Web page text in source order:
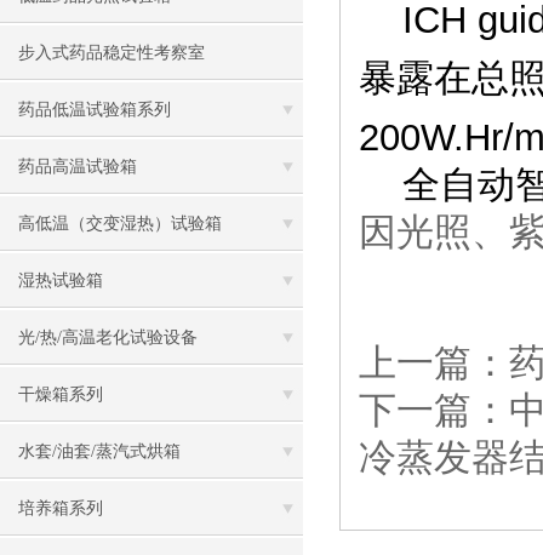
步入式药品稳定性考察室
药品低温试验箱系列
药品高温试验箱
高低温（交变湿热）试验箱
湿热试验箱
光/热/高温老化试验设备
干燥箱系列
水套/油套/蒸汽式烘箱
培养箱系列
ICH
暴露在总
200W.Hr/
全自动
因光照、
上一篇：
下一篇：
冷蒸发器